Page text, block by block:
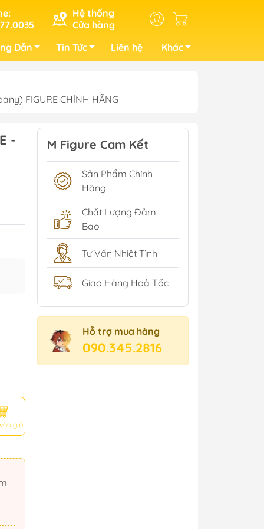
Hệ thống
Cửa hàng
Dẫn
Tin Tức Liên hệ Khác
FIGURE CHÍNH HÃNG
-
giỏ
M Figure Cam Kết
Sản Phẩm Chính
Hãng
Chất Lượng Đảm
Bảo
Tư Vấn Nhiệt Tình
Giao Hàng Hoả Tốc
Hỗ trợ mua hàng
090.345.2816